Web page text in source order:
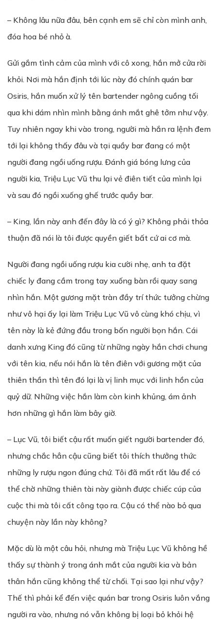
– Không lâu nữa đâu, bên cạnh em sẽ chỉ còn mình anh,
đóa hoa bé nhỏ à.
Gửi gắm tình cảm của mình với cô xong, hắn mở cửa rời
khỏi. Nơi mà hắn định tới lúc này đó chính quán bar
Osiris, hắn muốn xử lý tên bartender ngông cuồng tối
qua khi dám nhìn mình bằng ánh mắt ghê tởm như vậy.
Tuy nhiên ngay khi vào trong, người mà hắn ra lệnh đem
tới lại không thấy đâu và tại quầy bar đang có một
người đang ngồi uống rượu. Đánh giá bóng lưng của
người kia, Triệu Lục Vũ thu lại vẻ điên tiết của mình lại
và sau đó ngồi xuống ghế trước quầy bar.
– King, lần này anh đến đây là có ý gì? Không phải thỏa
thuận đã nói là tôi được quyền giết bất cứ ai cơ mà.
Người đang ngồi uống rượu kia cười nhẹ, anh ta đặt
chiếc ly đang cầm trong tay xuống bàn rồi quay sang
nhìn hắn. Một gương mặt tràn đầy trí thức tưởng chừng
như vô hại ấy lại làm Triệu Lục Vũ vô cùng khó chịu, vì
tên này là kẻ đứng đầu trong bốn người bọn hắn. Cái
danh xưng King đó cũng từ những ngày hắn chơi chung
với tên kia, nếu nói hắn là tên điên với gương mặt của
thiên thần thì tên đó lại là vị linh mục với linh hồn của
quỷ dữ. Những việc hắn làm còn kinh khủng, ám ảnh
hơn những gì hắn làm bây giờ.
– Lục Vũ, tôi biết cậu rất muốn giết người bartender đó,
nhưng chắc hẳn cậu cũng biết tôi thích thưởng thức
những ly rượu ngon đúng chứ. Tôi đã mất rất lâu để có
thể chờ những thiên tài này giành được chiếc cúp của
cuộc thi mà tôi cất công tạo ra. Cậu có thể nào bỏ qua
chuyện này lần này không?
Mặc dù là một câu hỏi, nhưng mà Triệu Lục Vũ không hề
thấy sự thành ý trong ánh mắt của người kia và bản
thân hắn cũng không thể từ chối. Tại sao lại như vậy?
Thế thì phải kể đến việc quán bar trong Osiris luôn vắng
người ra vào, nhưng nó vẫn không bị loại bỏ khỏi hệ